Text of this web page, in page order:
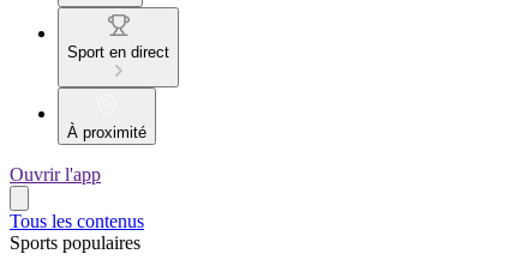
Sport en direct
À proximité
Ouvrir l'app
Tous les contenus
Sports populaires